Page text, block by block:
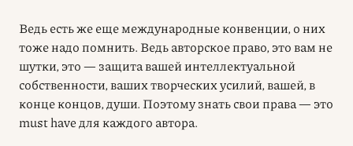
Ведь есть же еще международные конвенции, о них
тоже надо помнить. Ведь авторское право, это вам не
шутки, это — защита вашей интеллектуальной
собственности, ваших творческих усилий, вашей, в
конце концов, души. Поэтому знать свои права — это
must have для каждого автора.